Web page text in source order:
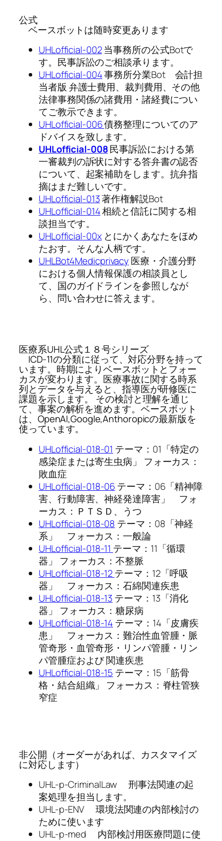
公式
ベースボットは随時変更あります
UHLofficial-002当事務所の公式Botで
す。民事訴訟のご相談承ります。
UHLofficial-004事務所分業Bot 会計担
当者版 弁護士費用、裁判費用、その他
法律事務関係の諸費用・諸経費につい
てご教示できます。
UHLofficial-006債務整理についてのア
ドバイスを致します。
UHLofficial-008民事訴訟における第
一審裁判の訴状に対する答弁書の認否
について、起案補助をします。抗弁指
摘はまだ難しいです。
UHLofficial-013著作権解説Bot
UHLofficial-014相続と信託に関する相
談担当です。
UHLofficial-00xとにかくあなたをほめ
たおす。そんな人柄です。
UHLBot4Medicprivacy 医療・介護分野
における個人情報保護の相談員とし
て、国のガイドラインを参照しなが
ら、問い合わせに答えます。
医療系UHL公式１８号シリーズ
ICD-11の分類に従って、対応分野を持って
います。時期によりベースボットとフォー
カスが変わります。医療事故に関する時系
列とデータを与えると、指導医が研修医に
課題を示します。 その検討と理解を通じ
て、事案の解析を進めます。ベースボット
は、OpenAI,Google,Anthoropicの最新版を
使っています。
UHLofficial-018-01 テーマ：01「特定の
感染症または寄生虫病」 フォーカス：
敗血症
UHLofficial-018-06テーマ：06「精神障
害、行動障害、神経発達障害」 フォ
ーカス：ＰＴＳＤ、うつ
UHLofficial-018-08 テーマ：08「神経
系」 フォーカス：一般論
UHLofficial-018-11 テーマ：11「循環
器」 フォーカス：不整脈
UHLofficial-018-12テーマ：12「呼吸
器」 フォーカス：石綿関連疾患
UHLofficial-018-13 テーマ：13「消化
器」 フォーカス：糖尿病
UHLofficial-018-14 テーマ：14「皮膚疾
患」 フォーカス：難治性血管腫・脈
管奇形・血管奇形・リンパ管腫・リン
パ管腫症および 関連疾患
UHLofficial-018-15 テーマ：15「筋骨
格・結合組織」 フォーカス：脊柱管狭
窄症
非公開（オーダーがあれば、カスタマイズ
に対応します）
UHL-p-CriminalLaw 刑事法関連の起
案処理を担当します。
UHL-p-ENV 環境法関連の内部検討の
ために使います
UHL-p-med 内部検討用医療問題に使